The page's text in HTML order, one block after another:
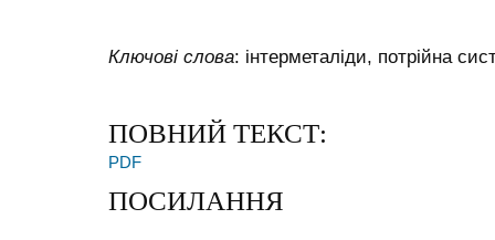
Ключові слова: інтерметаліди, потрійна
ПОВНИЙ ТЕКСТ:
PDF
ПОСИЛАННЯ